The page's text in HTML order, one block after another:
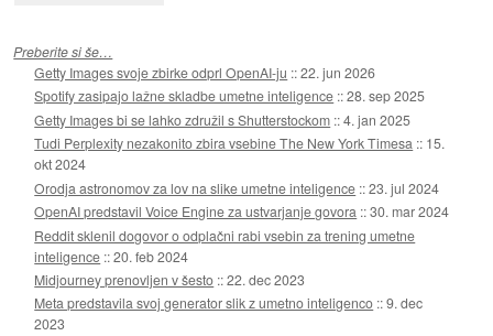
Preberite si še…
Getty Images svoje zbirke odprl OpenAI-ju ::22. jun 2026
Spotify zasipajo lažne skladbe umetne inteligence ::28. sep 2025
Getty Images bi se lahko združil s Shutterstockom ::4. jan 2025
Tudi Perplexity nezakonito zbira vsebine The New York Timesa :: 15.
okt 2024
Orodja astronomov za lov na slike umetne inteligence ::23. jul 2024
OpenAI predstavil Voice Engine za ustvarjanje govora ::30. mar 2024
Reddit sklenil dogovor o odplačni rabi vsebin za trening umetne
inteligence ::20. feb 2024
Midjourney prenovljen v šesto ::22. dec 2023
Meta predstavila svoj generator slik z umetno inteligenco ::9. dec
2023